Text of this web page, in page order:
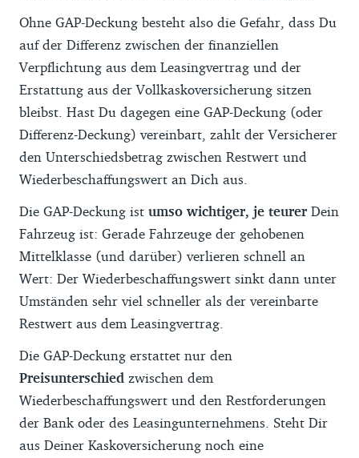
Ohne GAP-Deckung besteht also die Gefahr, dass Du
auf der Differenz zwischen der finanziellen
Verpflichtung aus dem Leasingvertrag und der
Erstattung aus der Vollkaskoversicherung sitzen
bleibst. Hast Du dagegen eine GAP-Deckung (oder
Differenz-Deckung) vereinbart, zahlt der Versicherer
den Unterschiedsbetrag zwischen Restwert und
Wiederbeschaffungswert an Dich aus.
Die GAP-Deckung ist umso wichtiger, je teurer Dein
Fahrzeug ist: Gerade Fahrzeuge der gehobenen
Mittelklasse (und darüber) verlieren schnell an
Wert: Der Wiederbeschaffungswert sinkt dann unter
Umständen sehr viel schneller als der vereinbarte
Restwert aus dem Leasingvertrag.
Die GAP-Deckung erstattet nur den
Preisunterschied zwischen dem
Wiederbeschaffungswert und den Restforderungen
der Bank oder des Leasingunternehmens. Steht Dir
aus Deiner Kaskoversicherung noch eine